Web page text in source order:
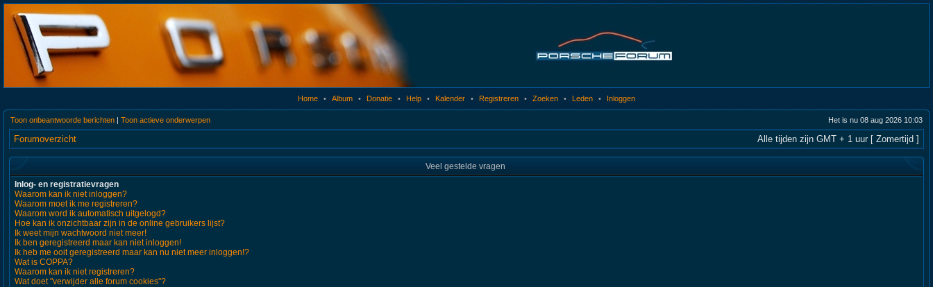
Home • Album • Donatie • Help • Kalender • Registreren • Zoeken • Leden • Inloggen
Toon onbeantwoorde berichten | Toon actieve onderwerpen Het is nu 08 aug 2026 10:03
Forumoverzicht Alle tijden zijn GMT + 1 uur [ Zomertijd ]
Veel gestelde vragen
Inlog- en registratievragen
Waarom kan ik niet inloggen?
Waarom moet ik me registreren?
Waarom word ik automatisch uitgelogd?
Hoe kan ik onzichtbaar zijn in de online gebruikers lijst?
Ik weet mijn wachtwoord niet meer!
Ik ben geregistreerd maar kan niet inloggen!
Ik heb me ooit geregistreerd maar kan nu niet meer inloggen!?
Wat is COPPA?
Waarom kan ik niet registreren?
Wat doet "verwijder alle forum cookies"?